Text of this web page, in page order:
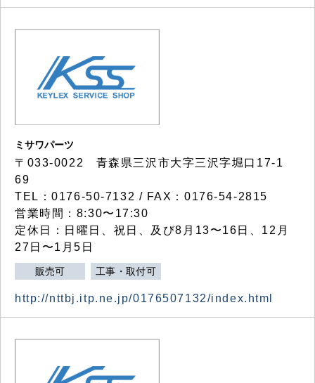
ミサワパーツ
〒033-0022 青森県三沢市大字三沢字堀口17-1
69
TEL：0176-50-7132 / FAX：0176-54-2815
営業時間：8:30〜17:30
定休日：日曜日、祝日、及び8月13〜16日、12月
27日〜1月5日
販売可 工事・取付可
http://nttbj.itp.ne.jp/0176507132/index.html